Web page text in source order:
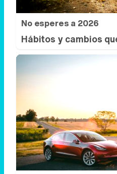
No esperes a 2026
Hábitos y cambios